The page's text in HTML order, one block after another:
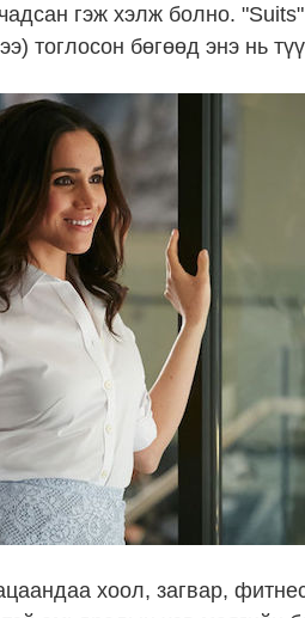
гэж хэлж болно.
тоглосон бөгөөд энэ нь
хоол, загвар,